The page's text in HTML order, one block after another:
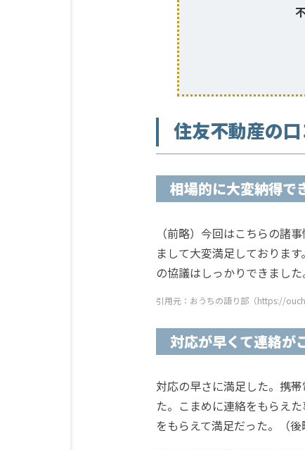
住友不動産の口
相場的に大変納得で
（前略）今回はこちらの諸
まして大変満足しておりま
の協議はしっかりできまし
引用元：おうちの語り部（https://
対応が早くて連絡が
対応の早さに満足した。携
た。こまめに連絡をもらえ
をもらえて満足だった。（後